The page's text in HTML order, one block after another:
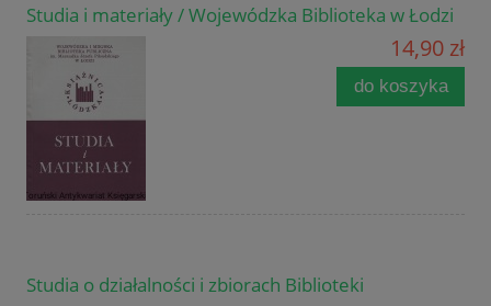
Studia i materiały / Wojewódzka Biblioteka w Łodzi
14,90 zł
do koszyka
Studia o działalności i zbiorach Biblioteki